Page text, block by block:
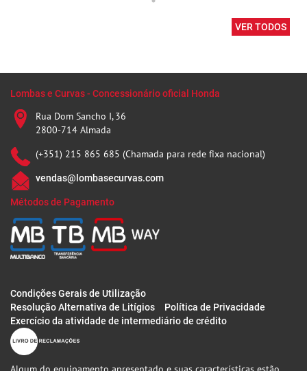
VER TODOS
Lombas e Curvas - Concessionário oficial Honda
Rua Dom Sancho I, 36
2800-714 Almada
(+351) 215 865 685 (Chamada para rede fixa nacional)
vendas@lombasecurvas.com
Métodos de Pagamento
Condições Gerais de Utilização
Resolução Alternativa de Litígios
Política de Privacidade
Exercício da atividade de intermediário de crédito